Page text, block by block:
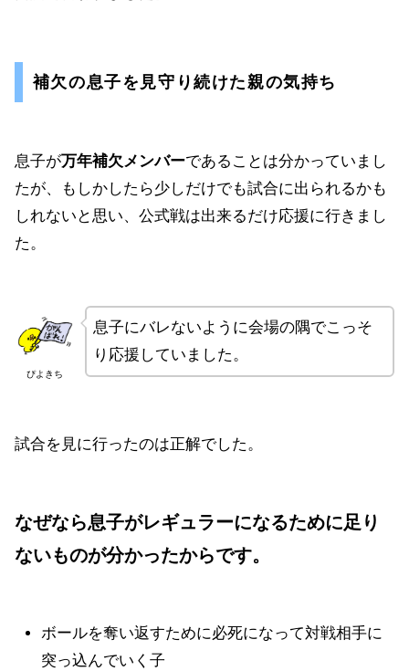
補欠の息子を見守り続けた親の気持ち
息子が万年補欠メンバーであることは分かっていまし
たが、もしかしたら少しだけでも試合に出られるかも
しれないと思い、公式戦は出来るだけ応援に行きまし
た。
ぴよきち
息子にバレないように会場の隅でこっそ
り応援していました。
試合を見に行ったのは正解でした。
なぜなら息子がレギュラーになるために足り
ないものが分かったからです。
ボールを奪い返すために必死になって対戦相手に
突っ込んでいく子